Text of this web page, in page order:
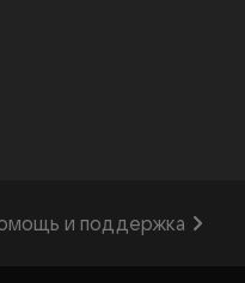
и поддержка